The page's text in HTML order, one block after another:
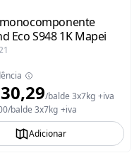
Eco S948 1K Mapei
/balde 3x7kg +iva
/balde 3x7kg +iva
Adicionar